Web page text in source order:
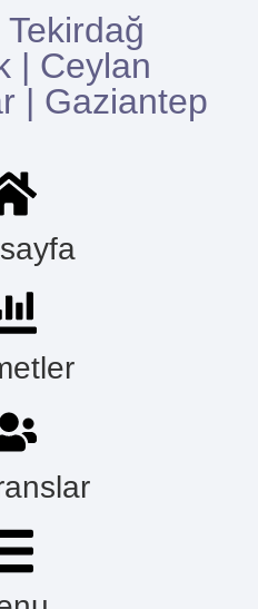
Tekirdağ
| Ceylan
| Gaziantep